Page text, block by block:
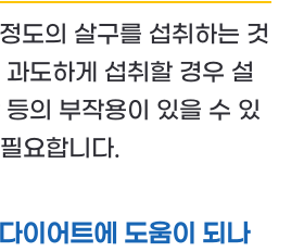
도의 살구를 섭취하는 것
도하게 섭취할 경우 설
의 부작용이 있을 수 있
요합니다.
이어트에 도움이 되나